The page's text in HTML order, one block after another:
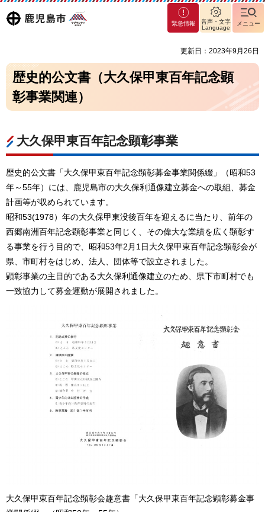
鹿児島
マグ
マシ
島市
緊急情報
音声・文字
Language
メニュー
更新日：2023年9月26日
歴史的公文書（大久保甲東百年記念顕
彰事業関連）
大久保甲東百年記念顕彰事業
歴史的公文書「大久保甲東百年記念顕彰募金事業関係綴」（昭和53
年～55年）には、鹿児島市の大久保利通像建立募金への取組、募金
計画等が収められています。
昭和53(1978）年の大久保甲東没後百年を迎えるに当たり、前年の
西郷南洲百年記念顕彰事業と同じく、その偉大な業績を広く顕彰す
る事業を行う目的で、昭和53年2月1日大久保甲東百年記念顕彰会が
県、市町村をはじめ、法人、団体等で設立されました。
顕彰事業の主目的である大久保利通像建立のため、県下市町村でも
一致協力して募金運動が展開されました。
大久保甲東百年記念顕彰会趣意書「大久保甲東百年記念顕彰募金事